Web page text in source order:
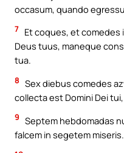
occasum, quando
7 Et coques, et comedes
Deus tuus, maneque
tua.
8 Sex diebus comedes
collecta est Domini Dei
9 Septem hebdomadas
falcem in segetem miseris.